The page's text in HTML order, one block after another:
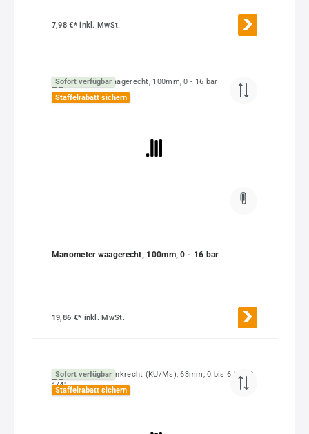
7,98 €*inkl. MwSt.
Sofort verfügbar
Staffelrabatt sichern
Manometer waagerecht, 100mm, 0 - 16 bar
19,86 €* inkl. MwSt.
Sofort verfügbar
Staffelrabatt sichern